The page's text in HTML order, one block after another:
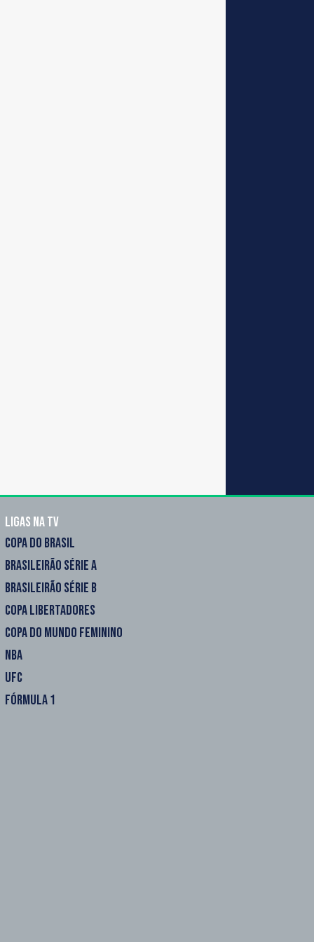
Ligas na TV
COPA DO BRASIL
BRASILEIRÃO SÉRIE A
BRASILEIRÃO SÉRIE B
COPA LIBERTADORES
COPA DO MUNDO FEMININO
NBA
UFC
FÓRMULA 1